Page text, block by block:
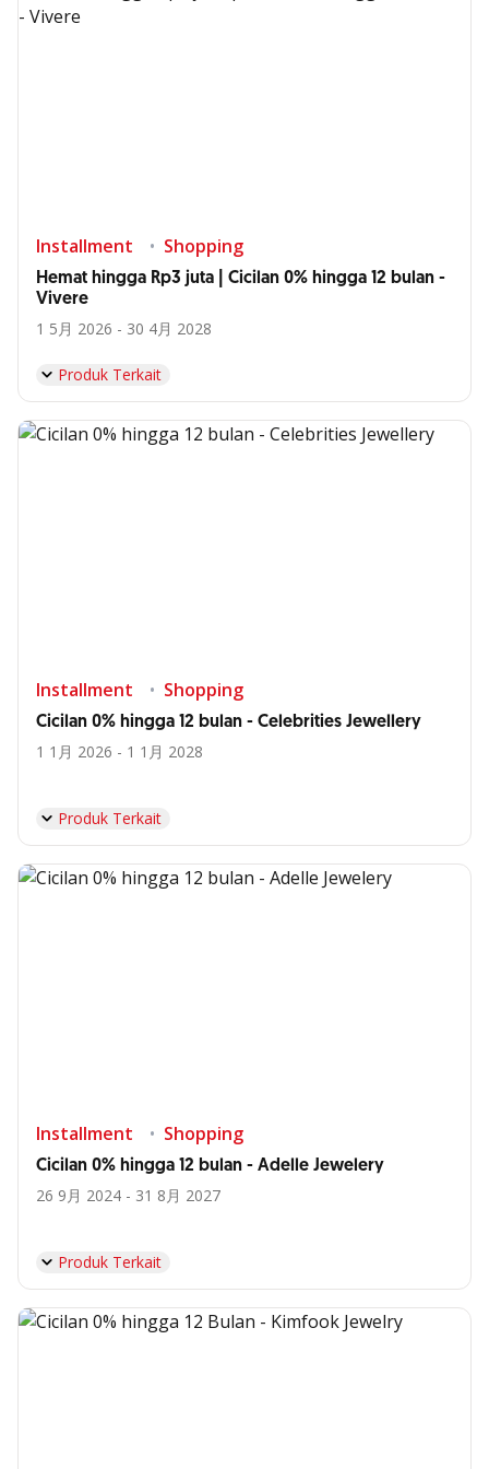
Installment Shopping
Hemat hingga Rp3 juta | Cicilan 0% hingga 12 bulan -
Vivere
1 5月 2026 - 30 4月 2028
Produk Terkait
Installment Shopping
Cicilan 0% hingga 12 bulan - Celebrities Jewellery
1 1月 2026 - 1 1月 2028
Produk Terkait
Installment Shopping
Cicilan 0% hingga 12 bulan - Adelle Jewelery
26 9月 2024 - 31 8月 2027
Produk Terkait